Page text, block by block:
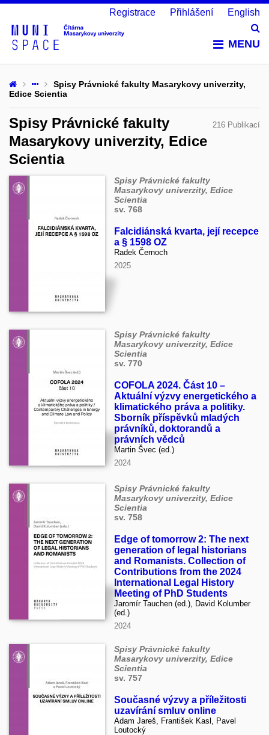
MENU
Registrace Přihlášení English
Spisy Právnické fakulty Masarykovy univerzity,
Edice Scientia
216 Publikací
Spisy Právnické fakulty
Masarykovy univerzity, Edice
Scientia
Spisy Právnické fakulty
Masarykovy univerzity, Edice
Scientia
sv. 768
Falcidiánská kvarta, její recepce
a § 1598 OZ
Radek Černoch
2025
Spisy Právnické fakulty
Masarykovy univerzity, Edice
Scientia
sv. 770
COFOLA 2024. Část 10 –
Aktuální výzvy energetického a
klimatického práva a politiky.
Sborník příspěvků mladých
právníků, doktorandů a
právních vědců
Martin Švec (ed.)
2024
Spisy Právnické fakulty
Masarykovy univerzity, Edice
Scientia
sv. 758
Edge of tomorrow 2: The next
generation of legal historians
and Romanists. Collection of
Contributions from the 2024
International Legal History
Meeting of PhD Students
Jaromír Tauchen (ed.), David Kolumber
(ed.)
2024
Spisy Právnické fakulty
Masarykovy univerzity, Edice
Scientia
sv. 757
Současné výzvy a příležitosti
uzavírání smluv online
Adam Jareš, František Kasl, Pavel
Loutocký